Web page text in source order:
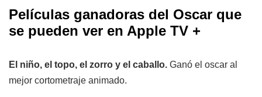
Películas ganadoras del Oscar que
se pueden ver en Apple TV +
El niño, el topo, el zorro y el caballo. Ganó el oscar al
mejor cortometraje animado.